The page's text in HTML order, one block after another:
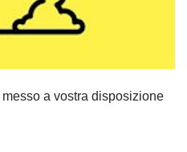
messo a vostra disposizione